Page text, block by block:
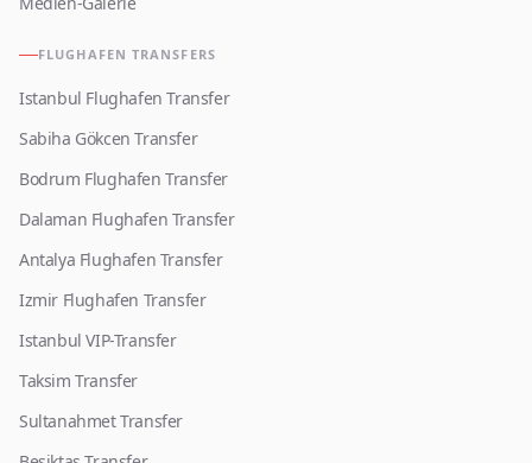
FLUGHAFEN TRANSFERS
Istanbul Flughafen Transfer
Sabiha Gökcen Transfer
Bodrum Flughafen Transfer
Dalaman Flughafen Transfer
Antalya Flughafen Transfer
Izmir Flughafen Transfer
Istanbul VIP-Transfer
Taksim Transfer
Sultanahmet Transfer